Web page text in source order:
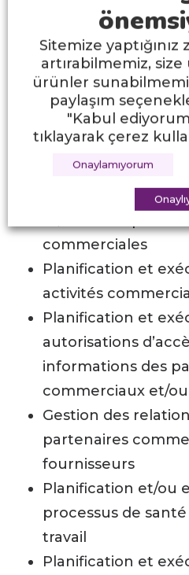
Suivi et/ou
commerciales des
Suivi des travaux
comptables
Planification des
ressources
Planification et/ou
d’analyses
commerciales
Planification et
activités
Planification et
autorisations
informations des
commerciaux et/
Gestion des
partenaires
fournisseurs
Planification et/ou
processus de
travail
Planification et
Sitemize
artırabilmemiz,
ürünler
paylaşım
"Kabul
tıklayarak çerez
Onaylamıyorum